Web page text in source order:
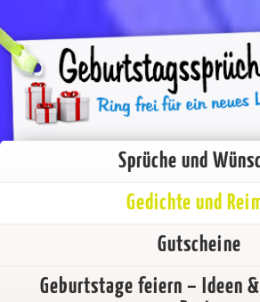
Sprüche und
Gedichte und
Gutscheine
Geburtstage feiern – Ideen